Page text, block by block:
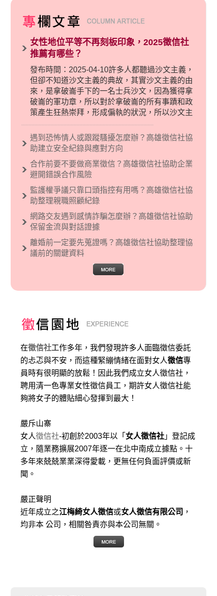
女性地位平等不再刻板印象，2025徵信社
推薦有哪些？
發布時間：2025-04-10許多人都聽過沙文主義，
但卻不知道沙文主義的典故，其實沙文主義的由
來，是拿破崙手下的一名士兵沙文，因為獲得拿
破崙的軍功章，所以對於拿破崙的所有事蹟和政
策產生狂熱崇拜，形成偏執的狀況，所以沙文主
義後來就被拿來暗指偏見和歧視，而且有沙文主
義傾向的人，通常對於自己的國家和民族有超強
烈的卓越感，因而瞧不起其他國家的人，所以沙
現了男性沙文…
遇到恐怖情人或跟蹤騷擾怎麼辦？高雄徵信社協
助建立安全紀錄與應對方向
合作前要不要做商業徵信？高雄徵信社協助企業
避開錯誤合作風險
監護權爭議只靠口頭指控有用嗎？高雄徵信社協
助整理親職照顧紀錄
網路交友遇到感情詐騙怎麼辦？高雄徵信社協助
保留金流與對話證據
離婚前一定要先蒐證嗎？高雄徵信社協助整理協
議前的關鍵資料
在徵信社工作多年，我們發現許多人面臨徵信委託
的忐忑與不安，而這種緊繃情緒在面對女人徵信專
員時有很明顯的放鬆！因此我們成立女人徵信社，
聘用清一色專業女性徵信員工，期許女人徵信社能
夠將女子的體貼細心發揮到最大 ！
嚴斥山寨
女人徵信社-初創於2003年以「 女人徵信社 」登記成
立，隨業務擴展2007年逐一在北中南成立據點。十
多年來兢兢業業深得愛載，更無任何負面評價或新
聞。
嚴正聲明
近年成立之江梅綺女人徵信或女人徵信有限公司 ，
均非本 公司，相關咎責亦與本公司無關。